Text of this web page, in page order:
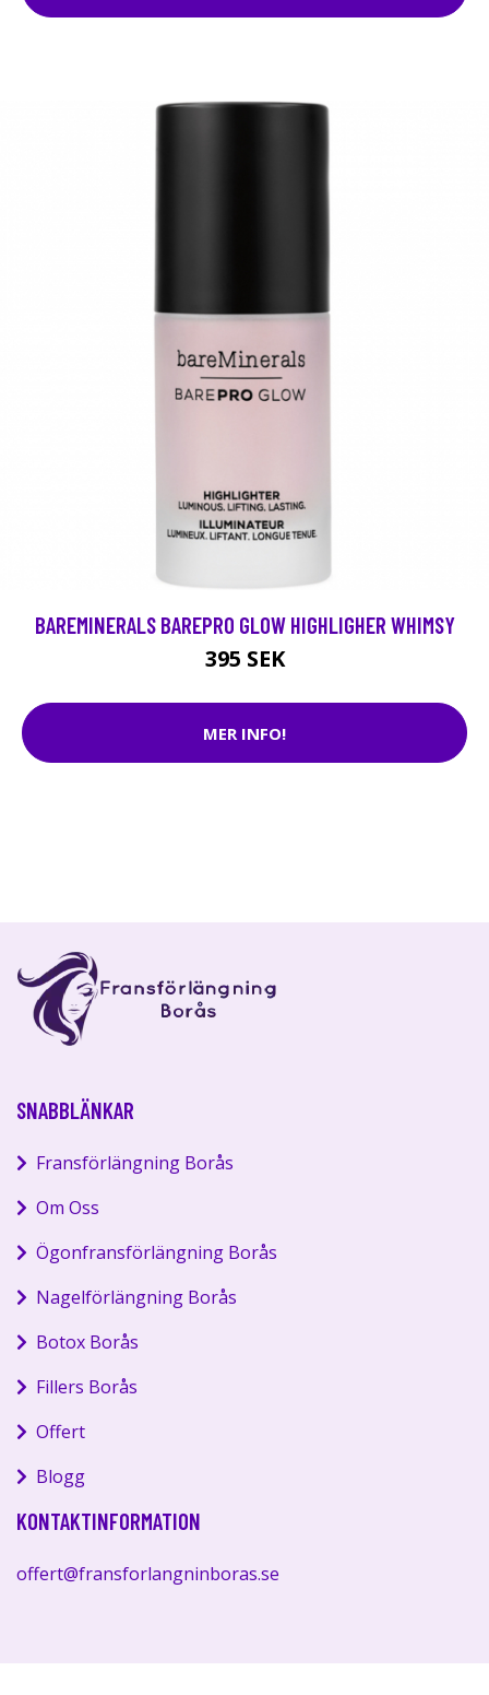
BAREMINERALS BAREPRO GLOW HIGHLIGHER WHIMSY
395 SEK
MER INFO!
SNABBLÄNKAR
Fransförlängning Borås
Om Oss
Ögonfransförlängning Borås
Nagelförlängning Borås
Botox Borås
Fillers Borås
Offert
Blogg
KONTAKTINFORMATION
offert@fransforlangninboras.se